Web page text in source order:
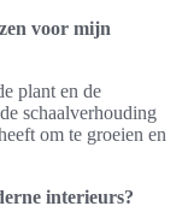
voor mijn
plant en de
schaalverhouding
om te groeien en
interieurs?